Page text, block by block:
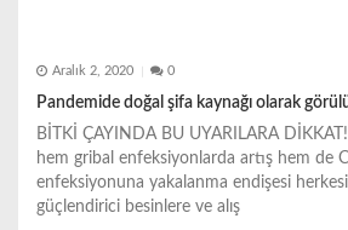
Aralık 2, 2020 0
Pandemide doğal şifa kaynağı olarak
BİTKİ ÇAYINDA BU UYARILARA
hem gribal enfeksiyonlarda artış hem de
enfeksiyonuna yakalanma endişesi herkesi
güçlendirici besinlere ve alış